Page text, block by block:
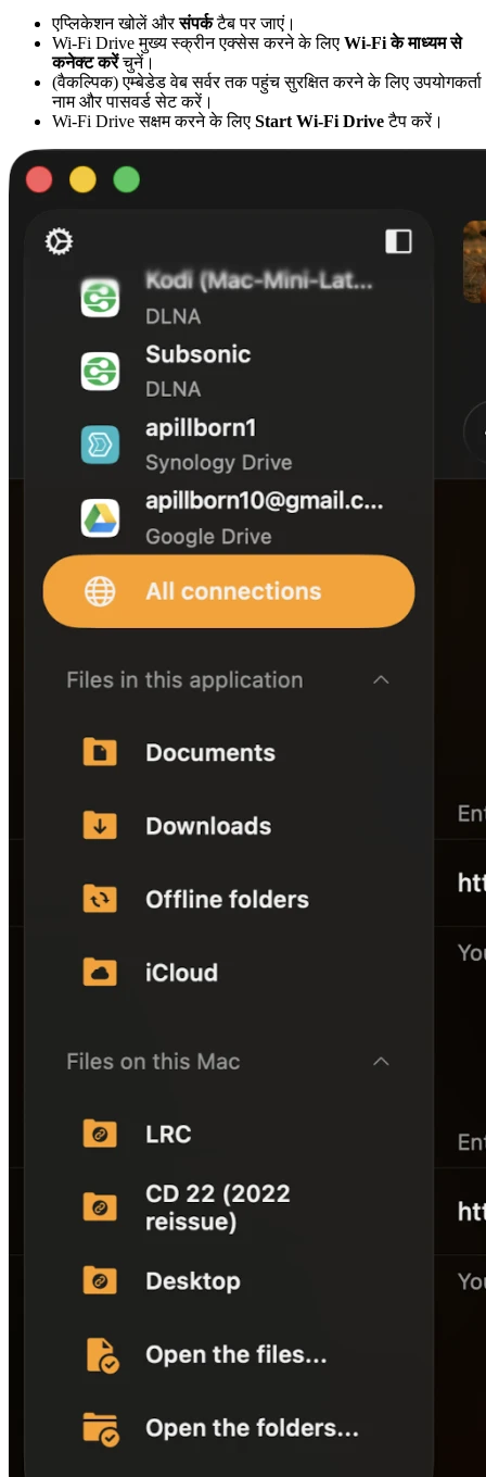
एप्लिकेशन खोलें औरसंपर्कटैब पर जाएं।
Wi-Fi Drive मुख्य स्क्रीन एक्सेस करने के लिए Wi-Fi के माध्यम से
कनेक्ट करेंचुनें।
(वैकल्पिक) एम्बेडेड वेब सर्वर तक पहुंच सुरक्षित करने के लिए उपयोगकर्ता
नाम और पासवर्ड सेट करें।
Wi-Fi Drive सक्षम करने के लिए Start Wi-Fi Driveटैप करें।